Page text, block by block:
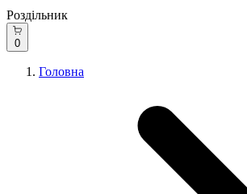
Роздільник
0
Головна